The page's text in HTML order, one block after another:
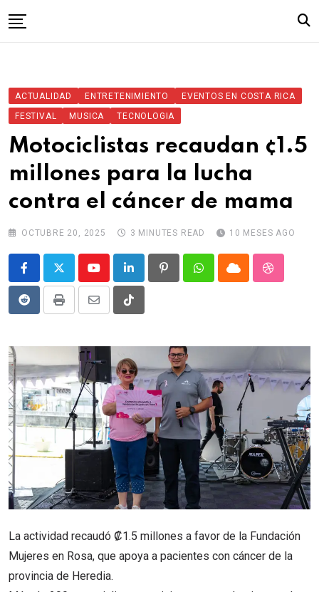
to
ACTUALIDAD ENTRETENIMIENTO
EVENTOS EN COSTA RICA
FESTIVAL
MUSICA TECNOLOGIA
Motociclistas recaudan ¢1.5
millones para la lucha
contra el cáncer de mama
OCTUBRE 20, 2025 3 MINUTES READ 10 MESES AGO
YoutubeLinkedIn PinterestWhatsappCloud
RedditPrint
Share
Email
Tiktok
La actividad recaudó ₡1.5 millones a favor de la Fundación
Mujeres en Rosa, que apoya a pacientes con cáncer de la
provincia de Heredia.